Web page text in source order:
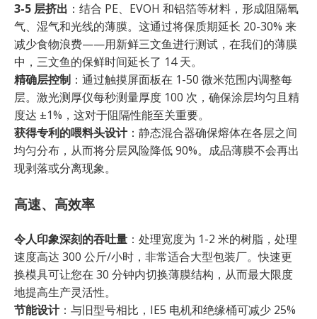
3-5 层挤出 ：结合 PE、EVOH 和铝箔等材料，形成阻隔氧
气、湿气和光线的薄膜。这通过将保质期延长 20-30% 来
减少食物浪费——用新鲜三文鱼进行测试，在我们的薄膜
中，三文鱼的保鲜时间延长了 14 天。
精确层控制 ：通过触摸屏面板在 1-50 微米范围内调整每
层。激光测厚仪每秒测量厚度 100 次，确保涂层均匀且精
度达 ±1%，这对于阻隔性能至关重要。
获得专利的喂料头设计：静态混合器确保熔体在各层之间
均匀分布，从而将分层风险降低 90%。成品薄膜不会再出
现剥落或分离现象。
高速、高效率
令人印象深刻的吞吐量 ：处理宽度为 1-2 米的树脂，处理
速度高达 300 公斤/小时，非常适合大型包装厂。快速更
换模具可让您在 30 分钟内切换薄膜结构，从而最大限度
地提高生产灵活性。
节能设计：与旧型号相比，IE5 电机和绝缘桶可减少 25%